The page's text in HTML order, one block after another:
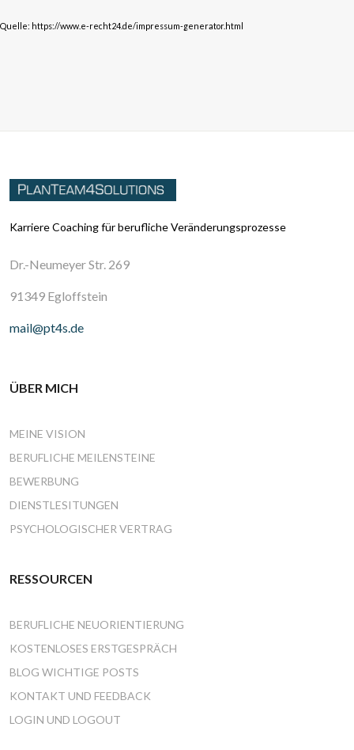
Quelle: https://www.e-recht24.de/impressum-generator.html
Karriere Coaching für berufliche Veränderungsprozesse
Dr.-Neumeyer Str. 269
91349 Egloffstein
mail@pt4s.de
ÜBER MICH
MEINE VISION
BERUFLICHE MEILENSTEINE
BEWERBUNG
DIENSTLESITUNGEN
PSYCHOLOGISCHER VERTRAG
RESSOURCEN
BERUFLICHE NEUORIENTIERUNG
KOSTENLOSES ERSTGESPRÄCH
BLOG WICHTIGE POSTS
KONTAKT UND FEEDBACK
LOGIN UND LOGOUT